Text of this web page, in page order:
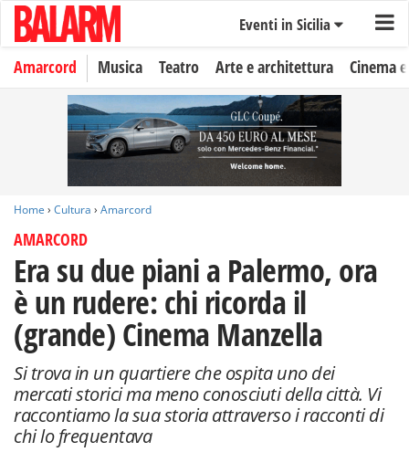
Eventi in Sicilia
Amarcord Musica Teatro Arte e architettura Cinema
Home › Cultura › Amarcord
AMARCORD
Era su due piani a Palermo, ora
è un rudere: chi ricorda il
(grande) Cinema Manzella
Si trova in un quartiere che ospita uno dei
mercati storici ma meno conosciuti della città. Vi
raccontiamo la sua storia attraverso i racconti di
chi lo frequentava